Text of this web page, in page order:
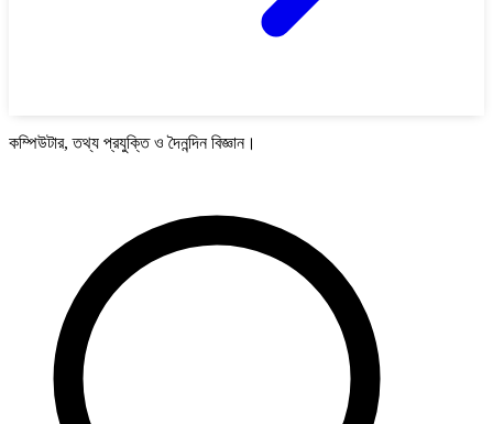
কম্পিউটার, তথ্য প্রযুক্তি ও দৈনন্দিন বিজ্ঞান।